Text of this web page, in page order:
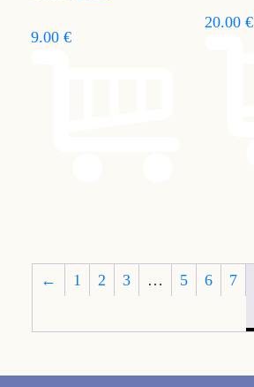
9.00 €
20.00 €
← 1 2 3 … 5 6 7